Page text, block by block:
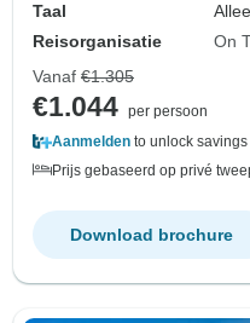
Taal
Reisorganisatie
On
Vanaf €1.305
€1.044 per persoon
Aanmelden to unlock savings
Prijs gebaseerd op privé
Download brochure